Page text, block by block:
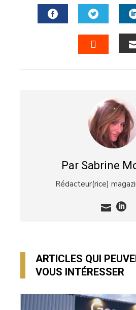
FACEBOOK
Par Sabrine
Rédacteur(rice)
ARTICLES QUI
VOUS INTÉRESSER